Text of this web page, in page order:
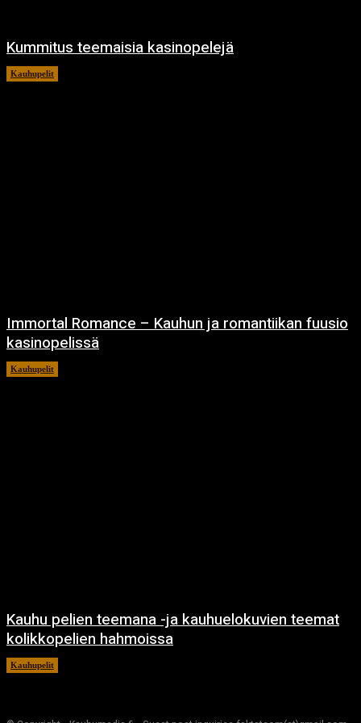
Kummitus teemaisia kasinopelejä
Kauhupelit
Immortal Romance – Kauhun ja romantiikan fuusio
kasinopelissä
Kauhupelit
Kauhu pelien teemana -ja kauhuelokuvien teemat
kolikkopelien hahmoissa
Kauhupelit